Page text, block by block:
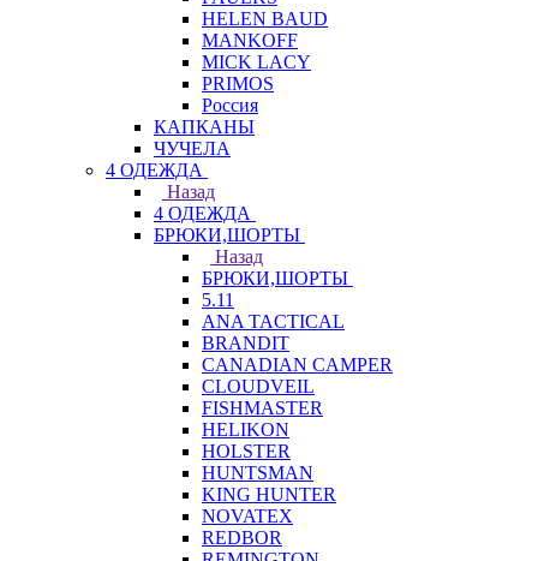
HELEN BAUD
MANKOFF
MICK LACY
PRIMOS
Россия
КАПКАНЫ
ЧУЧЕЛА
4 ОДЕЖДА
Назад
4 ОДЕЖДА
БРЮКИ,ШОРТЫ
Назад
БРЮКИ,ШОРТЫ
5.11
ANA TACTICAL
BRANDIT
CANADIAN CAMPER
CLOUDVEIL
FISHMASTER
HELIKON
HOLSTER
HUNTSMAN
KING HUNTER
NOVATEX
REDBOR